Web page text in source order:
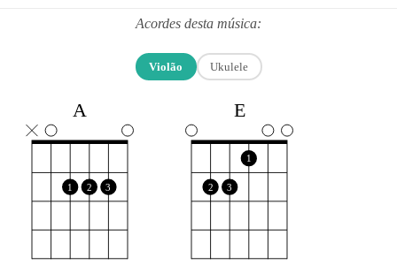
Acordes desta música:
Violão Ukulele
A
1 2 3
E
2 3
1